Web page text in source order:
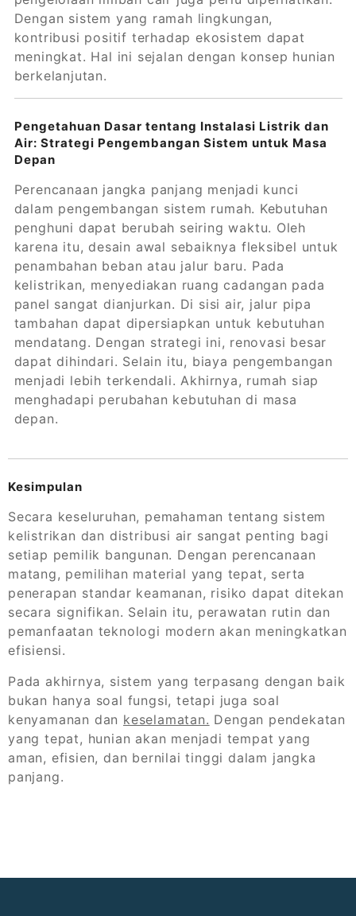
Dengan sistem yang ramah lingkungan,
kontribusi positif terhadap ekosistem dapat
meningkat. Hal ini sejalan dengan konsep hunian
berkelanjutan.
Pengetahuan Dasar tentang Instalasi Listrik dan
Air: Strategi Pengembangan Sistem untuk Masa
Depan
Perencanaan jangka panjang menjadi kunci
dalam pengembangan sistem rumah. Kebutuhan
penghuni dapat berubah seiring waktu. Oleh
karena itu, desain awal sebaiknya fleksibel untuk
penambahan beban atau jalur baru. Pada
kelistrikan, menyediakan ruang cadangan pada
panel sangat dianjurkan. Di sisi air, jalur pipa
tambahan dapat dipersiapkan untuk kebutuhan
mendatang. Dengan strategi ini, renovasi besar
dapat dihindari. Selain itu, biaya pengembangan
menjadi lebih terkendali. Akhirnya, rumah siap
menghadapi perubahan kebutuhan di masa
depan.
Kesimpulan
Secara keseluruhan, pemahaman tentang sistem
kelistrikan dan distribusi air sangat penting bagi
setiap pemilik bangunan. Dengan perencanaan
matang, pemilihan material yang tepat, serta
penerapan standar keamanan, risiko dapat ditekan
secara signifikan. Selain itu, perawatan rutin dan
pemanfaatan teknologi modern akan meningkatkan
efisiensi.
Pada akhirnya, sistem yang terpasang dengan baik
bukan hanya soal fungsi, tetapi juga soal
kenyamanan dan keselamatan. Dengan pendekatan
yang tepat, hunian akan menjadi tempat yang
aman, efisien, dan bernilai tinggi dalam jangka
panjang.